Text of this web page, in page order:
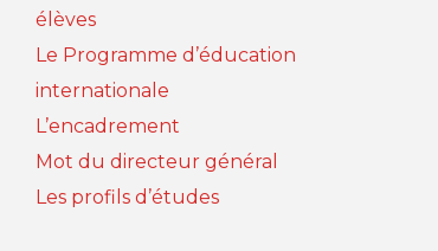
élèves
Le Programme d’éducation
internationale
L’encadrement
Mot du directeur général
Les profils d’études